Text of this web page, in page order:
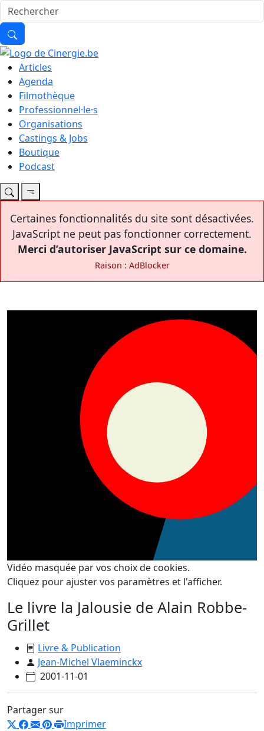
Articles
Agenda
Filmothèque
Professionnel·le·s
Organisations
Castings & Jobs
Boutique
Podcast
Certaines fonctionnalités du site sont désactivées.
JavaScript ne peut pas fonctionner correctement.
Merci d’autoriser JavaScript sur ce domaine.
Raison : AdBlocker
Vidéo masquée par vos choix de cookies.
Cliquez pour ajuster vos paramètres et l'afficher.
Le livre la Jalousie de Alain Robbe-
Grillet
Livre & Publication
Jean-Michel Vlaeminckx
2001-11-01
Partager sur
Imprimer